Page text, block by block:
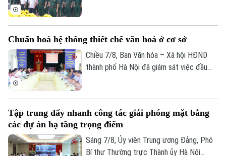
Thời trang
Âm nhạc
khai công tác lấy mẫu hài cốt liệt sĩ chưa
xác định được thông tin để phục vụ giám
định ADN.
Chuẩn hoá hệ thống thiết chế văn hoá ở cơ sở
Chiều 7/8, Ban Văn hóa – Xã hội HĐND
thành phố Hà Nội đã giám sát việc đầu
Tập trung đẩy nhanh công tác giải phóng mặt bằng
các dự án hạ tầng trọng điểm
Sáng 7/8, Ủy viên Trung ương Đảng, Phó
Bí thư Thường trực Thành ủy Hà Nội